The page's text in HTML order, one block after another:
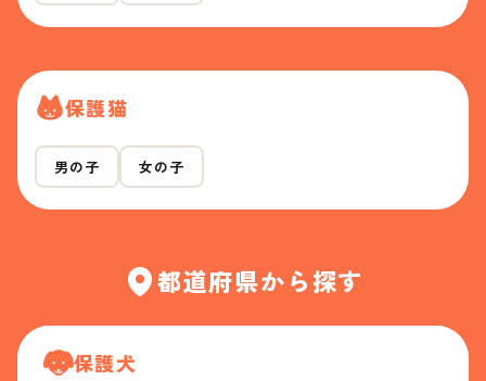
保護猫
男の子 女の子
都道府県から探す
保護犬